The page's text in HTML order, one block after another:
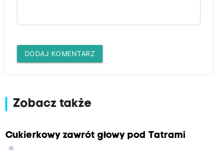
DODAJ KOMENTARZ
Zobacz także
Cukierkowy zawrót głowy pod Tatrami